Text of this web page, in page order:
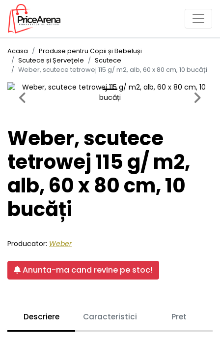
Acasa
Produse pentru Copii și Bebeluși
Scutece și Șervețele
Scutece
Weber, scutece tetrowej 115 g/ m2, alb, 60 x 80 cm, 10 bucăți
Previous Next
Weber, scutece
tetrowej 115 g/ m2,
alb, 60 x 80 cm, 10
bucăți
Producator: Weber
Anunta-ma cand revine pe stoc!
Descriere Caracteristici Pret